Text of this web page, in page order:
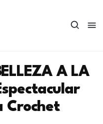
A LA
Crochet